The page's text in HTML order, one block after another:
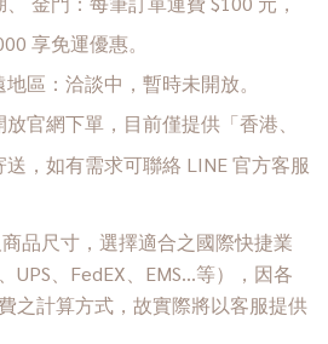
享免運優惠。
地區 ：洽談中，暫時未開放。
放官網下單，目前僅提供「香港、
送，如有需求可聯絡 LINE 官方客服
尺寸，選擇適合之國際快捷業
UPS、FedEX、EMS…等），因各
之計算方式， 故實際將以客服提供